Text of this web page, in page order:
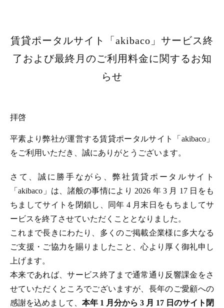
賃貸ポータルサイト「akibaco」サービス終
了および最終月のご利用料金に関するお知
らせ
拝啓
平素より弊社が運営する賃貸ポータルサイト「akibaco」
をご利用いただき、誠にありがとうございます。
さて、誠に勝手ながら、弊社賃貸ポータルサイト
「akibaco」は、諸般の事情により 2026 年 3 月 17 日をも
ちましてサイトを閉鎖し、同年 4 月末日をもちましてサ
ービスを終了させていただくこととなりました。
これまで長きにわたり、多くのご掲載企業様に多大なる
ご支援・ご協力を賜りましたこと、心より厚く御礼申し
上げます。
本来であれば、サービス終了まで通常通り反響課金をさ
せていただくところでございますが、長年のご愛顧への
感謝を込めまして、 本年 1 月分から 3 月 17 日のサイト閉